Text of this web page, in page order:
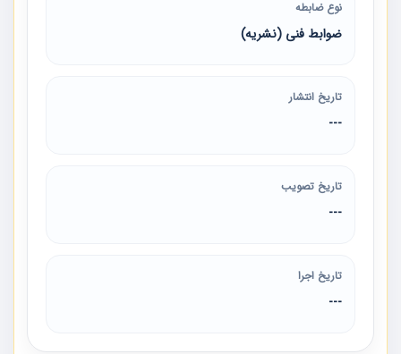
نوع ضابطه
ضوابط فنی (نشریه)
تاریخ انتشار
---
تاریخ تصویب
---
تاریخ اجرا
---